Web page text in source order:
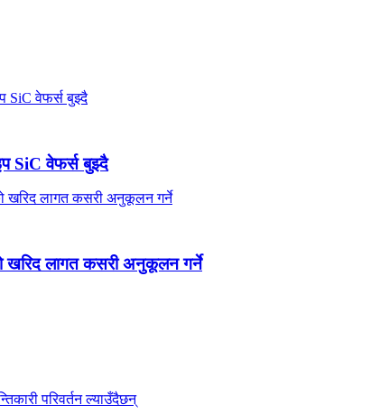
SiC वेफर्स बुझ्दै
खरिद लागत कसरी अनुकूलन गर्ने